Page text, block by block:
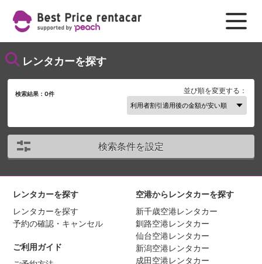
レンタカーを探す
検索結果：0件 並び順を変更する：
検索条件を設定
レンタカーを探す
レンタカーを探す
予約の確認・キャンセル
ご利用ガイド
空港からレンタカーを探す
新千歳空港レンタカー
釧路空港レンタカー
仙台空港レンタカー
新潟空港レンタカー
成田空港レンタカー